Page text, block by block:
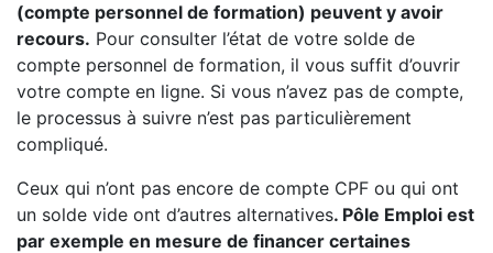
(compte personnel de formation) peuvent y avoir
recours. Pour consulter l’état de votre solde de
compte personnel de formation, il vous suffit d’ouvrir
votre compte en ligne. Si vous n’avez pas de compte,
le processus à suivre n’est pas particulièrement
compliqué.
Ceux qui n’ont pas encore de compte CPF ou qui ont
un solde vide ont d’autres alternatives. Pôle Emploi est
par exemple en mesure de financer certaines